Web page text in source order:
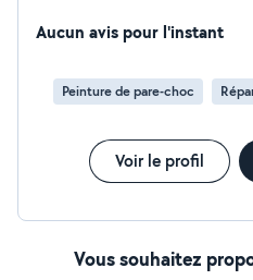
Aucun avis pour l'instant
Peinture de pare-choc
Voir le profil
Vous souhaitez